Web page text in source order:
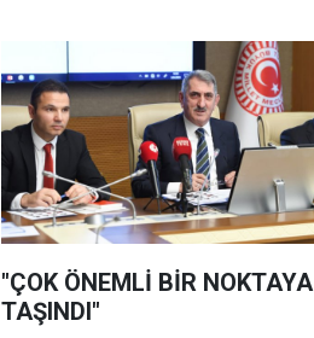
"ÇOK ÖNEMLİ BİR NOKTAYA
TAŞINDI"